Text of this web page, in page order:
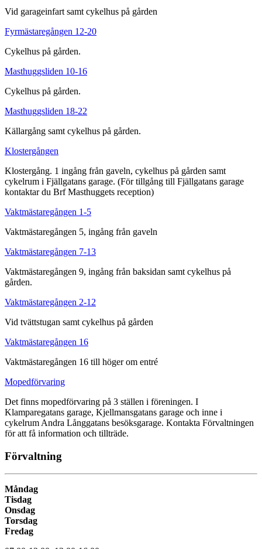
Vid garageinfart samt cykelhus på gården
Fyrmästaregången 12-20
Cykelhus på gården.
Masthuggsliden 10-16
Cykelhus på gården.
Masthuggsliden 18-22
Källargång samt cykelhus på gården.
Klostergången
Klostergång. 1 ingång från gaveln, cykelhus på gården samt
cykelrum i Fjällgatans garage. (För tillgång till Fjällgatans garage
kontaktar du Brf Masthuggets reception)
Vaktmästaregången 1-5
Vaktmästaregången 5, ingång från gaveln
Vaktmästaregången 7-13
Vaktmästaregången 9, ingång från baksidan samt cykelhus på
gården.
Vaktmästaregången 2-12
Vid tvättstugan samt cykelhus på gården
Vaktmästaregången 16
Vaktmästaregången 16 till höger om entré
Mopedförvaring
Det finns mopedförvaring på 3 ställen i föreningen. I
Klamparegatans garage, Kjellmansgatans garage och inne i
cykelrum Andra Långgatans besöksgarage. Kontakta Förvaltningen
för att få information och tillträde.
Förvaltning
Måndag
Tisdag
Onsdag
Torsdag
Fredag